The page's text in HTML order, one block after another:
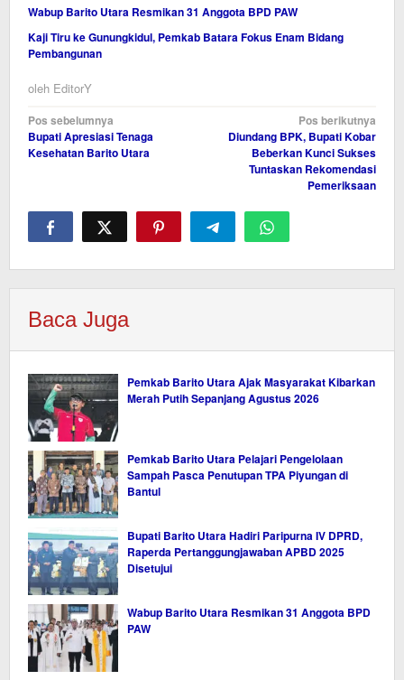
Wabup Barito Utara Resmikan 31 Anggota BPD PAW
Kaji Tiru ke Gunungkidul, Pemkab Batara Fokus Enam Bidang
Pembangunan
oleh EditorY
Navigasi
pos
Pos sebelumnya
Bupati Apresiasi Tenaga
Kesehatan Barito Utara
Pos berikutnya
Diundang BPK, Bupati Kobar
Beberkan Kunci Sukses
Tuntaskan Rekomendasi
Pemeriksaan
Baca Juga
Pemkab Barito Utara Ajak Masyarakat Kibarkan
Merah Putih Sepanjang Agustus 2026
Pemkab Barito Utara Pelajari Pengelolaan
Sampah Pasca Penutupan TPA Piyungan di
Bantul
Bupati Barito Utara Hadiri Paripurna IV DPRD,
Raperda Pertanggungjawaban APBD 2025
Disetujui
Wabup Barito Utara Resmikan 31 Anggota BPD
PAW